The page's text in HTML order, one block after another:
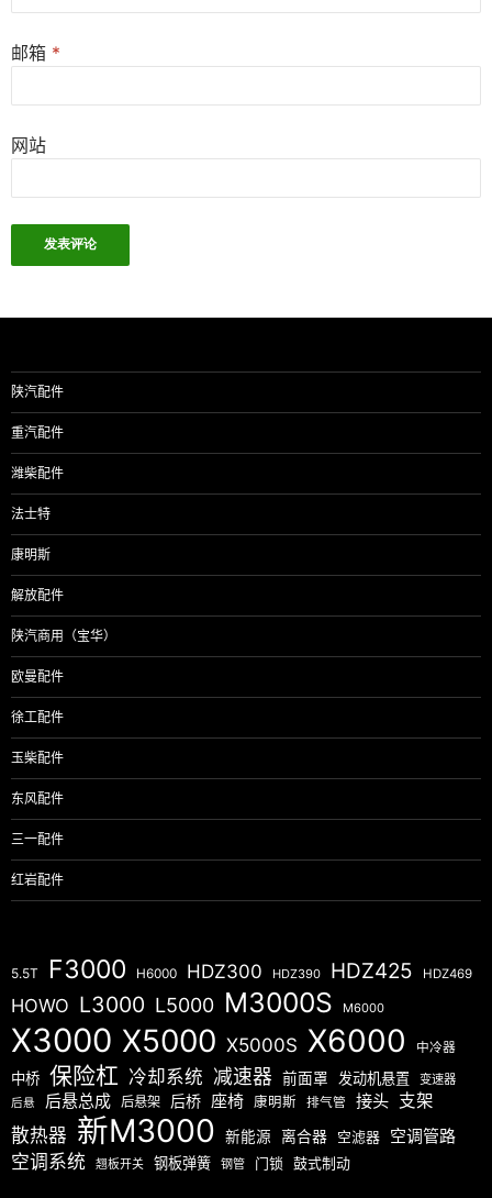
邮箱 *
网站
陕汽配件
重汽配件
潍柴配件
法士特
康明斯
解放配件
陕汽商用（宝华）
欧曼配件
徐工配件
玉柴配件
东风配件
三一配件
红岩配件
5.5T F3000 H6000 HDZ300 HDZ390 HDZ425 HDZ469
HOWO L3000 L5000 M3000S M6000
X3000 X5000 X5000S X6000 中冷器
中桥 保险杠 冷却系统 减速器 前面罩 发动机悬置 变速器
后悬 后悬总成 后悬架 后桥 座椅 康明斯 排气管 接头 支架
散热器 新M3000 新能源 离合器 空滤器 空调管路
空调系统 翘板开关 钢板弹簧 钢管 门锁 鼓式制动